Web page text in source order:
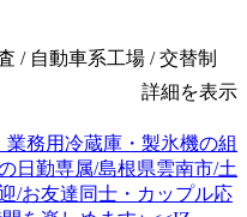
/ 自動車系工場 / 交替制
詳細を表示